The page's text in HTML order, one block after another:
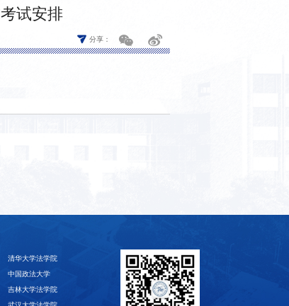
试安排
分享：
清华大学法学院
中国政法大学
吉林大学法学院